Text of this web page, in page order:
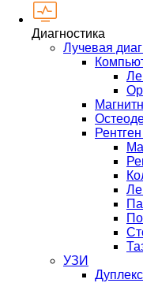
Диагностика
Лучевая
УЗИ